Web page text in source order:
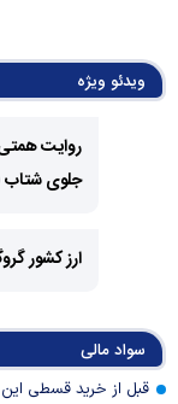
ویدئو ویژه
روایت
جلوی شتاب
ارز کشور
سواد مالی
قبل از خرید قسطی این ۷ هزینه پنهان را بشناسید